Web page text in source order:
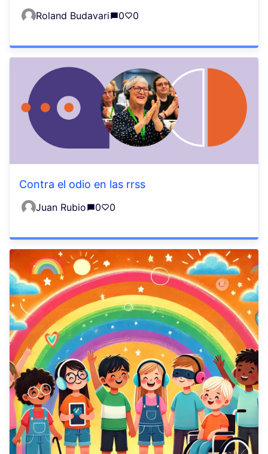
Roland Budavari 0 0
Contra el odio en las rrss
Juan Rubio 0 0